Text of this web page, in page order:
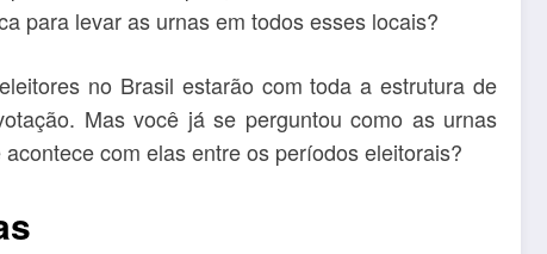
para levar as urnas em todos esses locais?
no Brasil estarão com toda a estrutura de
Mas você já se perguntou como as urnas
com elas entre os períodos eleitorais?